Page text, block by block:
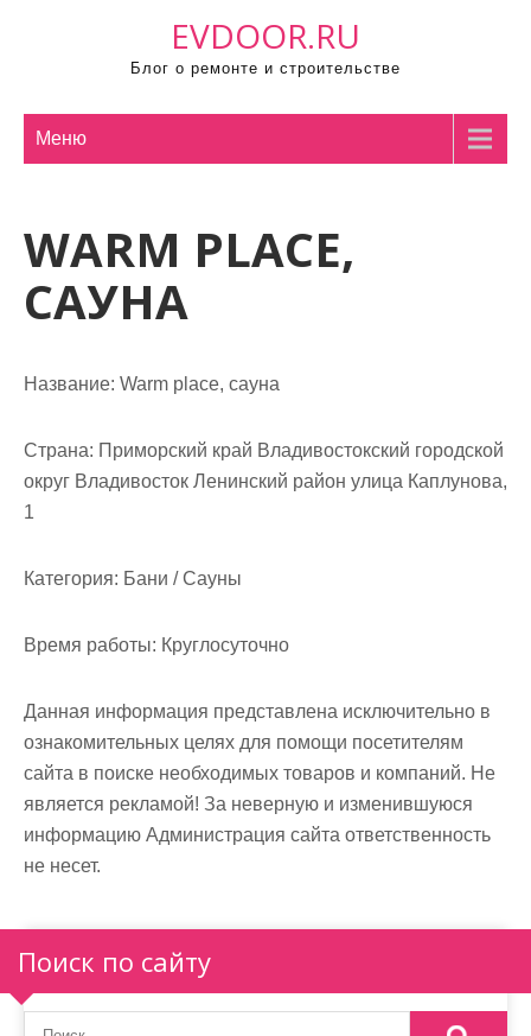
EVDOOR.RU
Блог о ремонте и строительстве
Меню
WARM PLACE,
САУНА
Название: Warm place, сауна
Страна: Приморский край Владивостокский городской
округ Владивосток Ленинский район улица Каплунова,
1
Категория: Бани / Сауны
Время работы: Круглосуточно
Данная информация представлена исключительно в
ознакомительных целях для помощи посетителям
сайта в поиске необходимых товаров и компаний. Не
является рекламой! За неверную и изменившуюся
информацию Администрация сайта ответственность
не несет.
Поиск по сайту